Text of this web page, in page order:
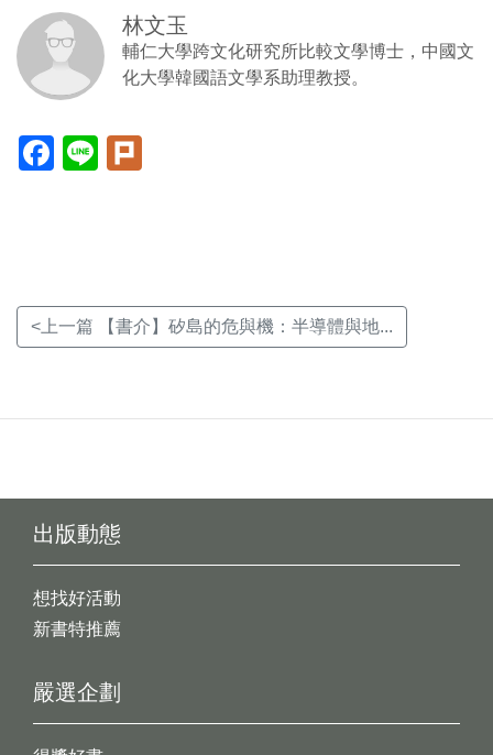
林文玉
輔仁大學跨文化研究所比較文學博士，中國文
化大學韓國語文學系助理教授。
Facebook(另
開
Line(另
開
<上一篇 【書介】矽島的危與機：半導體與地...
出版動態
想找好活動
新書特推薦
嚴選企劃